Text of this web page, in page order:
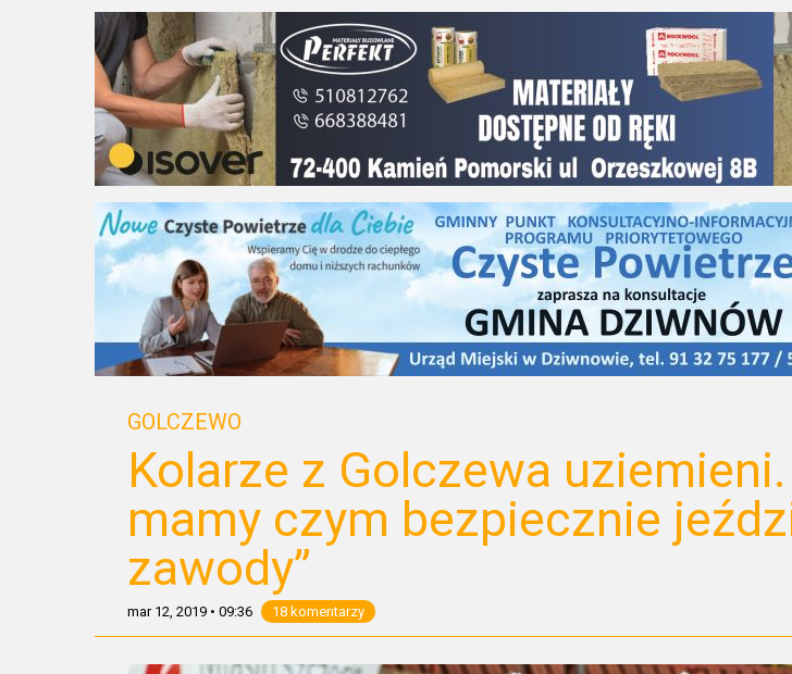
GOLCZEWO
Kolarze z Golczewa uziemieni.
mamy czym bezpiecznie
zawody”
mar 12, 2019 • 09:36 18 komentarzy